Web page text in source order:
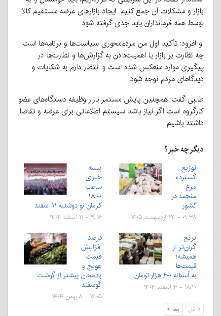
بازار و مشکلات آن جمع کنیم. ایجاد بازارهای عرضه مستقیم کالا
توسط همه فرمانداران باید جدی گرفته شود.
او افزود: تأکید اول من مردم‌محوری سیاست‌ها و برنامه‌ها است
چه نظارت بر بازار یا اهمیت‌دادن به گزارش‌ها و نظارت‌ها در
پیگیری موارد منعکس شده است و انتظار دارم به شکایات و
دیدگاهای مردم توجه شود.
طالبی گفت: همچنین پایش مستمر بازار وظیفه دستگاه‌های عضو
کارگروه است اگر نیاز باشد سیستم اطلاعاتی برای عرضه و تقاضا
داشته باشیم.
دیگر چه خبر؟
توزیع
گسترده
مرغ
منجمد در
کشور
۰۹:۳۸ - ۲۴ اردیبهشت ۱۴۰۵
بسته
خبری
ساعت
۱۸:۰۰
کرمان نو دوشنبه ۱۱ اسفند
۱۹:۱۶ - ۱۱ اسفند ۱۴۰۴
برنج
گران‌تر از
همیشه؛
قیمت‌ها
به آستانه ۶۰۰ هزار تومان…
۱۸:۲۰ - ۳ اسفند ۱۴۰۴
درصد
افزایش
قیمت
هویج و
بادمجان بیشتر از گوشت
گوسفند
۱۶:۰۵ - ۸ بهمن ۱۴۰۴
قبل بعد